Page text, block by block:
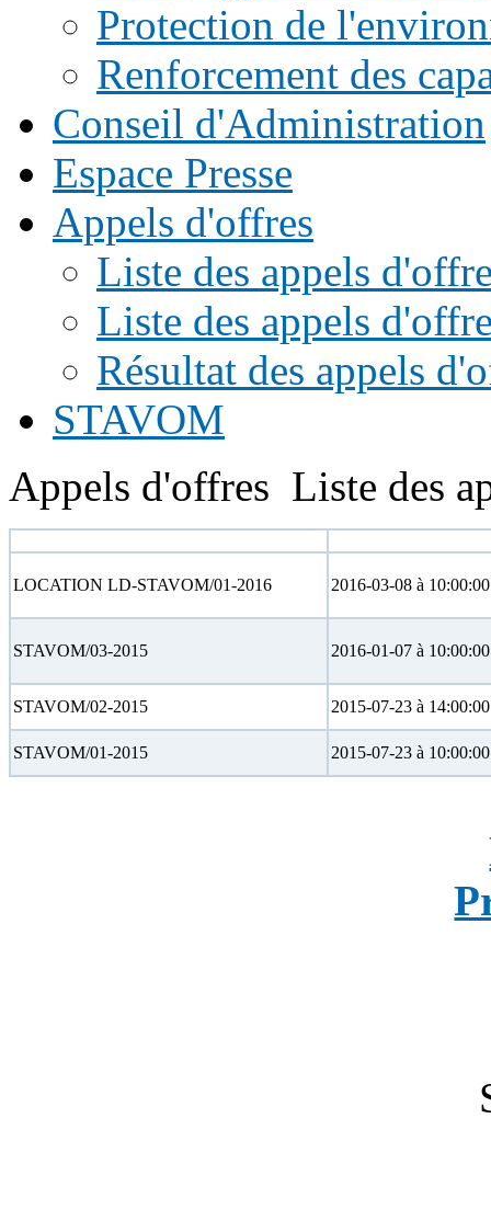
Protection de
Renforcement des
Conseil d'Administration
Espace Presse
Appels d'offres
Liste des appels
Liste des appels
Résultat des appels
STAVOM
Appels d'offres Liste des
LOCATION LD-STAVOM/01-2016 2016-03-08 à 10:00:00
STAVOM/03-2015 2016-01-07 à 10:00:00
STAVOM/02-2015 2015-07-23 à 14:00:00
STAVOM/01-2015 2015-07-23 à 10:00:00